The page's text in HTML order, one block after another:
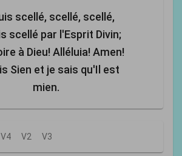
scellé, scellé, scellé,
scellé par l'Esprit Divin;
à Dieu! Alléluia! Amen!
Sien et je sais qu'Il est
mien.
V4 V2 V3